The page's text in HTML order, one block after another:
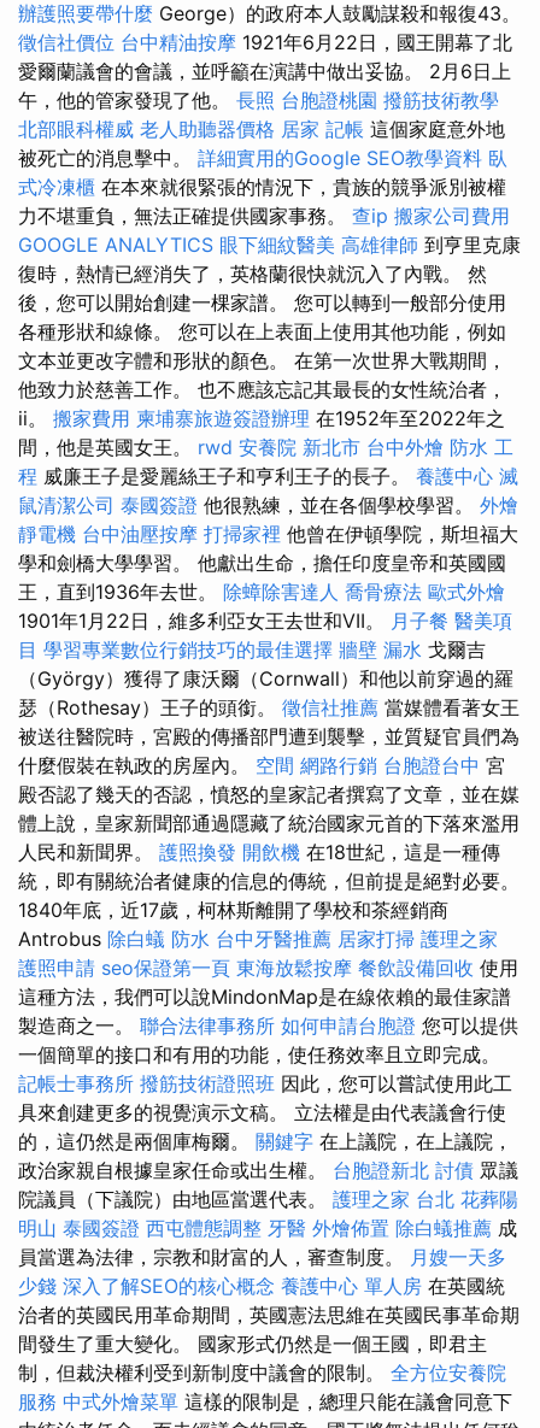
辦護照要帶什麼 George）的政府本人鼓勵謀殺和報復43。
徵信社價位 台中精油按摩 1921年6月22日，國王開幕了北
愛爾蘭議會的會議，並呼籲在演講中做出妥協。 2月6日上
午，他的管家發現了他。 長照 台胞證桃園 撥筋技術教學
北部眼科權威 老人助聽器價格 居家 記帳 這個家庭意外地
被死亡的消息擊中。 詳細實用的Google SEO教學資料 臥
式冷凍櫃 在本來就很緊張的情況下，貴族的競爭派別被權
力不堪重負，無法正確提供國家事務。 查ip 搬家公司費用
GOOGLE ANALYTICS 眼下細紋醫美 高雄律師 到亨里克康
復時，熱情已經消失了，英格蘭很快就沉入了內戰。 然
後，您可以開始創建一棵家譜。 您可以轉到一般部分使用
各種形狀和線條。 您可以在上表面上使用其他功能，例如
文本並更改字體和形狀的顏色。 在第一次世界大戰期間，
他致力於慈善工作。 也不應該忘記其最長的女性統治者，
ii。 搬家費用 柬埔寨旅遊簽證辦理 在1952年至2022年之
間，他是英國女王。 rwd 安養院 新北市 台中外燴 防水 工
程 威廉王子是愛麗絲王子和亨利王子的長子。 養護中心 滅
鼠清潔公司 泰國簽證 他很熟練，並在各個學校學習。 外燴
靜電機 台中油壓按摩 打掃家裡 他曾在伊頓學院，斯坦福大
學和劍橋大學學習。 他獻出生命，擔任印度皇帝和英國國
王，直到1936年去世。 除蟑除害達人 喬骨療法 歐式外燴
1901年1月22日，維多利亞女王去世和VII。 月子餐 醫美項
目 學習專業數位行銷技巧的最佳選擇 牆壁 漏水 戈爾吉
（György）獲得了康沃爾（Cornwall）和他以前穿過的羅
瑟（Rothesay）王子的頭銜。 徵信社推薦 當媒體看著女王
被送往醫院時，宮殿的傳播部門遭到襲擊，並質疑官員們為
什麼假裝在執政的房屋內。 空間 網路行銷 台胞證台中 宮
殿否認了幾天的否認，憤怒的皇家記者撰寫了文章，並在媒
體上說，皇家新聞部通過隱藏了統治國家元首的下落來濫用
人民和新聞界。 護照換發 開飲機 在18世紀，這是一種傳
統，即有關統治者健康的信息的傳統，但前提是絕對必要。
1840年底，近17歲，柯林斯離開了學校和茶經銷商
Antrobus 除白蟻 防水 台中牙醫推薦 居家打掃 護理之家
護照申請 seo保證第一頁 東海放鬆按摩 餐飲設備回收 使用
這種方法，我們可以說MindonMap是在線依賴的最佳家譜
製造商之一。 聯合法律事務所 如何申請台胞證 您可以提供
一個簡單的接口和有用的功能，使任務效率且立即完成。
記帳士事務所 撥筋技術證照班 因此，您可以嘗試使用此工
具來創建更多的視覺演示文稿。 立法權是由代表議會行使
的，這仍然是兩個庫梅爾。 關鍵字 在上議院，在上議院，
政治家親自根據皇家任命或出生權。 台胞證新北 討債 眾議
院議員（下議院）由地區當選代表。 護理之家 台北 花葬陽
明山 泰國簽證 西屯體態調整 牙醫 外燴佈置 除白蟻推薦 成
員當選為法律，宗教和財富的人，審查制度。 月嫂一天多
少錢 深入了解SEO的核心概念 養護中心 單人房 在英國統
治者的英國民用革命期間，英國憲法思維在英國民事革命期
間發生了重大變化。 國家形式仍然是一個王國，即君主
制，但裁決權利受到新制度中議會的限制。 全方位安養院
服務 中式外燴菜單 這樣的限制是，總理只能在議會同意下